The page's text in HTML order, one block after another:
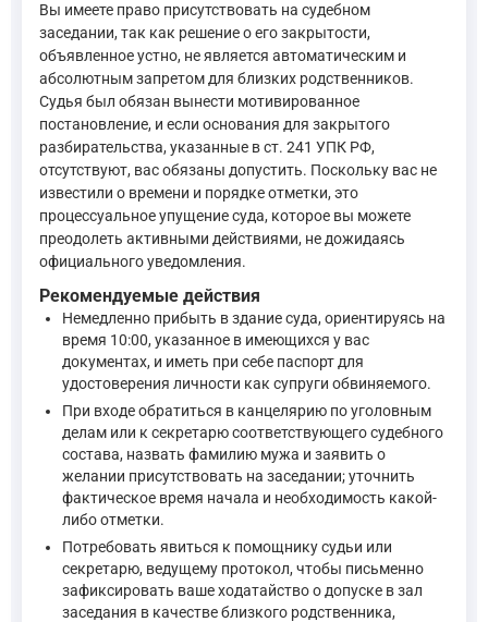
Стороны должны быть извещены о месте, дате и
—Уголовно-процессуальный кодекс Российской
Наконец, стоит применить общее положение ст. 11 УПК РФ об
Суд, прокурор, следователь, дознаватель обязаны
—Уголовно-процессуальный кодекс Российской
Таким образом, анализ показывает, что супруга вправе
Вы имеете право присутствовать на судебном
заседании, так как решение о его закрытости,
объявленное устно, не является автоматическим и
абсолютным запретом для близких родственников.
Судья был обязан вынести мотивированное
постановление, и если основания для закрытого
разбирательства, указанные в ст. 241 УПК РФ,
отсутствуют, вас обязаны допустить. Поскольку вас не
известили о времени и порядке отметки, это
процессуальное упущение суда, которое вы можете
преодолеть активными действиями, не дожидаясь
официального уведомления.
Рекомендуемые действия
Немедленно прибыть в здание суда, ориентируясь на
время 10:00, указанное в имеющихся у вас
документах, и иметь при себе паспорт для
удостоверения личности как супруги обвиняемого.
При входе обратиться в канцелярию по уголовным
делам или к секретарю соответствующего судебного
состава, назвать фамилию мужа и заявить о
желании присутствовать на заседании; уточнить
фактическое время начала и необходимость какой-
либо отметки.
Потребовать явиться к помощнику судьи или
секретарю, ведущему протокол, чтобы письменно
зафиксировать ваше ходатайство о допуске в зал
заседания в качестве близкого родственника,